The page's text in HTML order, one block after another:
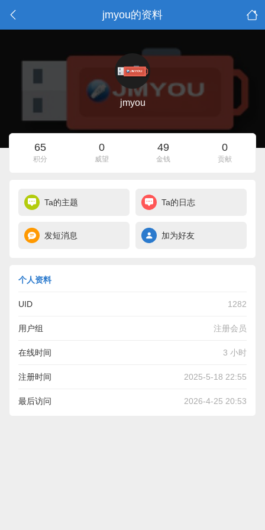
jmyou的资料
jmyou
65
积分
0
威望
49
金钱
0
贡献
Ta的主题 Ta的日志
发短消息 加为好友
个人资料
UID 1282
用户组 注册会员
在线时间 3 小时
注册时间 2025-5-18 22:55
最后访问 2026-4-25 20:53